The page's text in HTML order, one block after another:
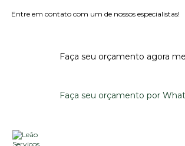
Entre em contato com um de nossos especialistas!
Faça seu orçamento agora
Faça seu orçamento por